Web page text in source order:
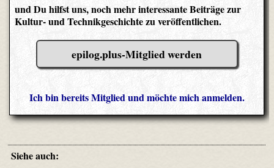
und Du hilfst uns, noch mehr interessante Beiträge zur
Kultur- und Technikgeschichte zu veröffentlichen.
epilog.plus-Mitglied werden
Ich bin bereits Mitglied und möchte mich anmelden.
Siehe auch: